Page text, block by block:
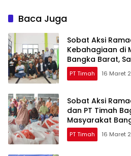
Baca Juga
Sobat Aksi
Kebahagiaan di
Bangka Barat,
Piatu
PT Timah 16 Maret
Sobat Aksi
dan PT Timah
Masyarakat
PT Timah 16 Maret